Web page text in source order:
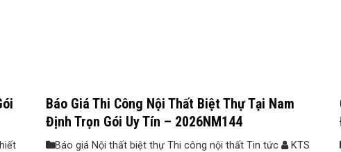
Báo Giá Thi Công Nội Thất Biệt Thự Tại Nam
Định Trọn Gói Uy Tín – 2026NM144
Báo giá Nội thất biệt thự Thi công nội thất Tin tức
KTS